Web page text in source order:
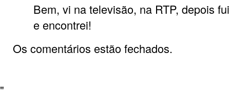
Bem, vi na televisão, na RTP, depois
e encontrei!
Os comentários estão fechados.
"